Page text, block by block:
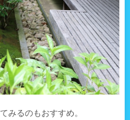
みるのもおすすめ。